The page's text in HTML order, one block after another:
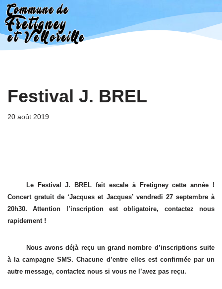
Aller
au
contenu
Festival J. BREL
20 août 2019
Le Festival J. BREL fait escale à Fretigney cette année !
Concert gratuit de ‘Jacques et Jacques’ vendredi 27 septembre à
20h30. Attention l’inscription est obligatoire, contactez nous
rapidement !
Nous avons déjà reçu un grand nombre d’inscriptions suite
à la campagne SMS. Chacune d’entre elles est confirmée par un
autre message, contactez nous si vous ne l’avez pas reçu.